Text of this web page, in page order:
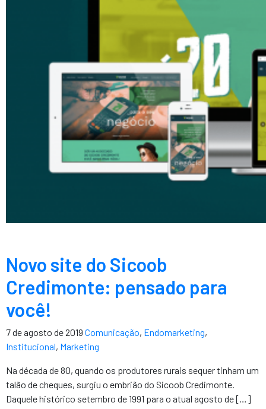
Novo site do Sicoob
Credimonte: pensado para
você!
7 de agosto de 2019 Comunicação, Endomarketing,
Institucional, Marketing
Na década de 80, quando os produtores rurais sequer tinham um
talão de cheques, surgiu o embrião do Sicoob Credimonte.
Daquele histórico setembro de 1991 para o atual agosto de […]